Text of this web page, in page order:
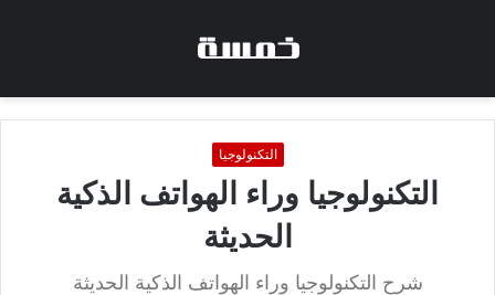
التكنولوجيا
التكنولوجيا وراء الهواتف الذكية
الحديثة
شرح التكنولوجيا وراء الهواتف الذكية الحديثة